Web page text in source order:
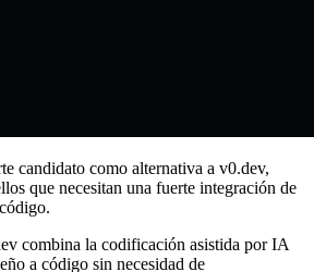
candidato como alternativa a v0.dev,
que necesitan una fuerte integración de
combina la codificación asistida por IA
a código sin necesidad de